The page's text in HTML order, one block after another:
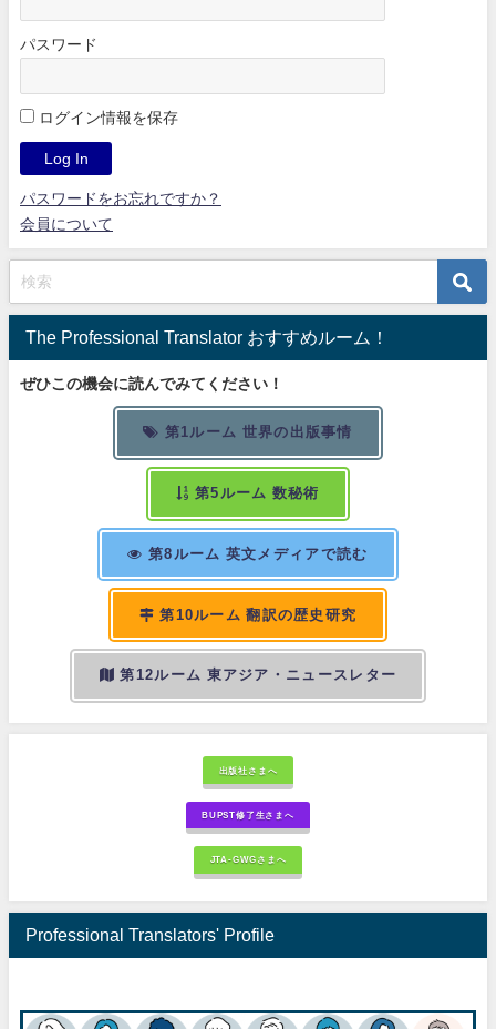
パスワード
ログイン情報を保存
パスワードをお忘れですか？
会員について
The Professional Translator おすすめルーム！
ぜひこの機会に読んでみてください！
第1ルーム 世界の出版事情
第5ルーム 数秘術
第8ルーム 英文メディアで読む
第10ルーム 翻訳の歴史研究
第12ルーム 東アジア・ニュースレター
出版社さまへ
BUPST修了生さまへ
JTA-GWGさまへ
Professional Translators' Profile